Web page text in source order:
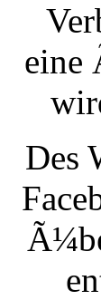
eine
Des